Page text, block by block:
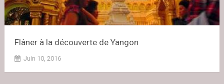
Flâner à la découverte de Yangon
Juin 10, 2016